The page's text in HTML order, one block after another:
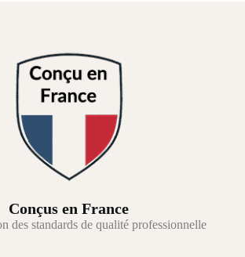
Conçus en France
des standards de qualité professionnelle